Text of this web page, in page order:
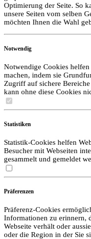
Optimierung der Seite. So
unsere Seiten vom selben
möchten Ihnen die Wahl
Notwendig
Notwendige Cookies
machen, indem sie
Zugriff auf sichere
kann ohne diese Cookies
Statistiken
Statistik-Cookies helfen
Besucher mit Webseiten
gesammelt und gemeldet
Präferenzen
Präferenz-Cookies
Informationen zu erinnern,
Webseite verhält oder
oder die Region in der Sie